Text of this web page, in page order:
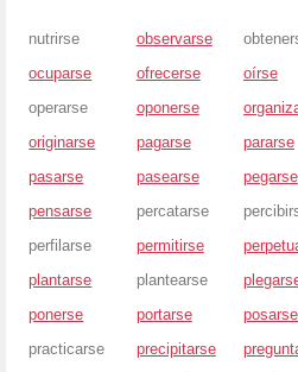
nutrirse observarse
ocuparse
ofrecerse oírse
operarse
oponerse
originarse
pagarse pararse
pasarse
pasearse pegarse
pensarse
percatarse
perfilarse
permitirse
plantarse
plantearse
ponerse
portarse posarse
practicarse
precipitarse